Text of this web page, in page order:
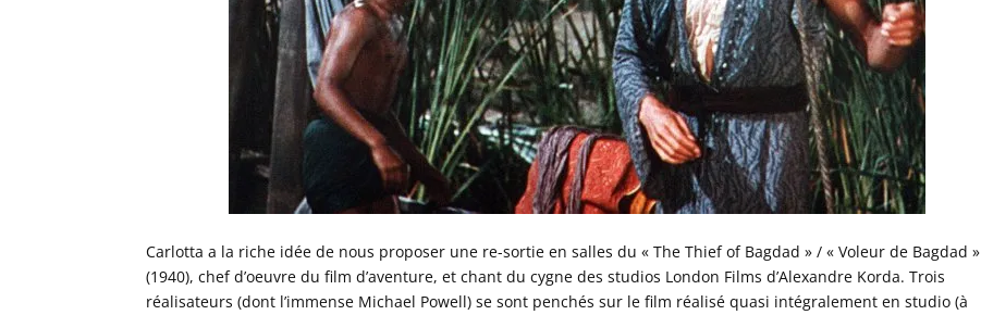
Carlotta a la riche idée de nous proposer une re-sortie en salles du « The Thief of Bagdad » / « Voleur de Bagdad »
(1940), chef d’oeuvre du film d’aventure, et chant du cygne des studios London Films d’Alexandre Korda. Trois
réalisateurs (dont l’immense Michael Powell) se sont penchés sur le film réalisé quasi intégralement en studio (à